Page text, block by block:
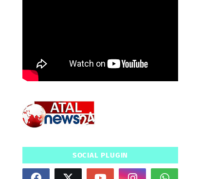
SOCIAL PLUGIN